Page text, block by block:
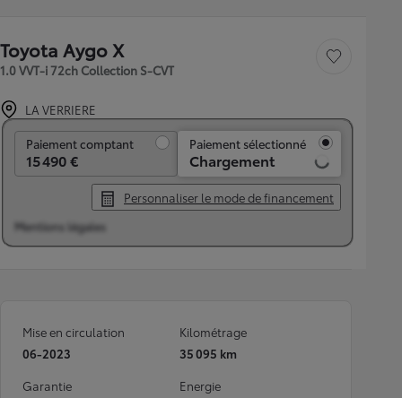
Toyota Aygo X
1.0 VVT-i 72ch Collection S-CVT
Sauvegarder le
LA VERRIERE
Paiement comptant
15 490 €
Paiement sélectionné
Chargement
Personnaliser le mode de financement
Mentions légales
Mise en circulation
06-2023
Kilométrage
35 095 km
Garantie
Energie